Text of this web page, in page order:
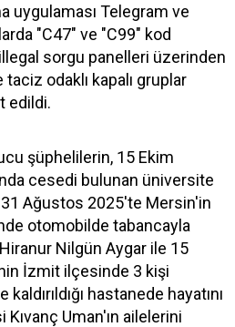
uygulaması Telegram ve
"C47" ve "C99" kod
sorgu panelleri üzerinden
odaklı kapalı gruplar
edildi.
şüphelilerin, 15 Ekim
cesedi bulunan üniversite
Ağustos 2025'te Mersin'in
otomobilde tabancayla
Nilgün Aygar ile 15
İzmit ilçesinde 3 kişi
hastanede hayatını
Uman'ın ailelerini